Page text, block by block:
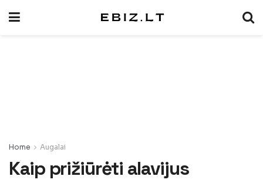
Home Augalai
Kaip prižiūrėti alavijus